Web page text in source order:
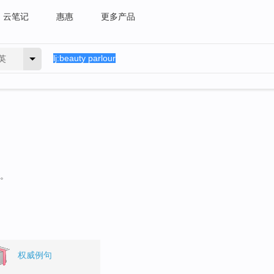
云笔记 惠惠 更多产品
权威例句